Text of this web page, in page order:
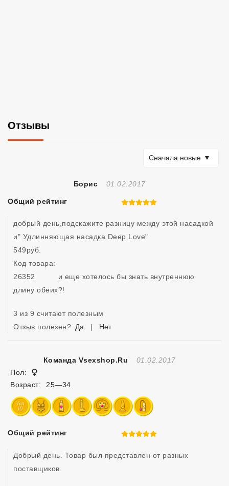
Отзывы
Сортировать по
Сначала новые
Борис Отзыв Создан
01.02.2017
Общий рейтинг 5 из 5
добрый день,подскажите разницу между этой насадкой
и" Удлинняющая насадка Deep Love"
549руб.
Код товара:
26352          и еще хотелось бы знать внутреннюю
длину обеих?!
3 из 9 считают полезным
Отзыв полезен? Да | Нет
Команда Vsexshop.ru Отзыв Создан
01.02.2017
Пол:
Возраст:
25—34
Общий рейтинг 5 из 5
Добрый день. Товар был представлен от разных
поставщиков.